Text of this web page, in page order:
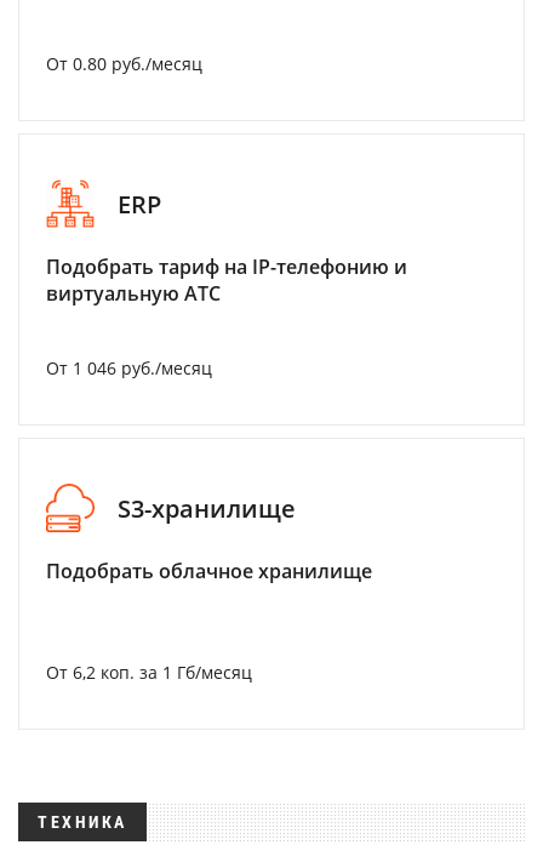
От 0.80 руб./месяц
ERP
Подобрать тариф на IP-телефонию и
виртуальную АТС
От 1 046 руб./месяц
S3-хранилище
Подобрать облачное хранилище
От 6,2 коп. за 1 Гб/месяц
ТЕХНИКА